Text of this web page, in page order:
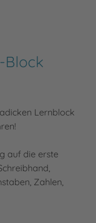
Block
Lernblock
auf die erste
Zahlen,